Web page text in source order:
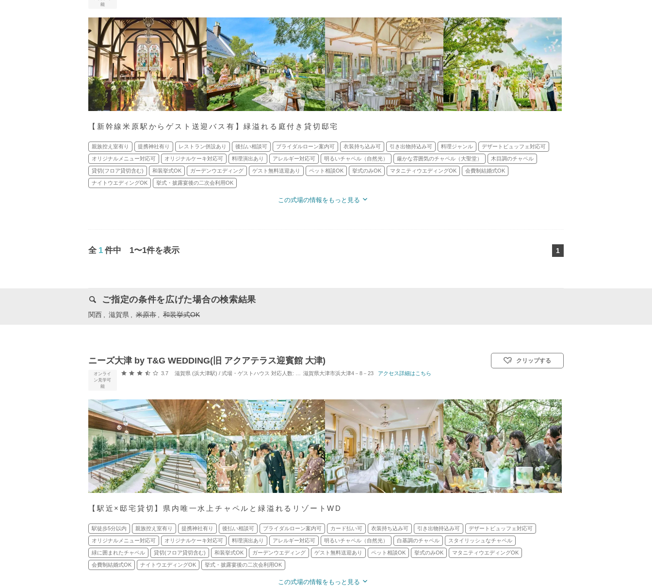
能
【新幹線米原駅からゲスト送迎バス有】緑溢れる庭付き貸切邸宅
親族控え室有り 提携神社有り レストラン併設あり 後払い相談可 ブライダルローン案内可 衣装持ち込み可 引き出物持込み可 料理ジャンル デザートビュッフェ対応可
オリジナルメニュー対応可 オリジナルケーキ対応可 料理演出あり アレルギー対応可 明るいチャペル（自然光） 厳かな雰囲気のチャペル（大聖堂） 木目調のチャペル
貸切(フロア貸切含む) 和装挙式OK ガーデンウエディング ゲスト無料送迎あり ペット相談OK 挙式のみOK マタニティウエディングOK 会費制結婚式OK
ナイトウエディングOK 挙式・披露宴後の二次会利用OK
この式場の情報をもっと見る
全 1 件中 1〜1件を表示
1
ご指定の条件を広げた場合の検索結果
関西 滋賀県 米原市 和装挙式OK
ニーズ大津 by T&G WEDDING(旧 アクアテラス迎賓館 大津)
オンライ
ン見学可
能
口コミ評価
3.7 滋賀県 (浜大津駅) / 式場・ゲストハウス 対応人数: 着席：10名 ～ 120名 挙式スタイル: 教会式(キリスト教式)／人前式／仏前式
滋賀県大津市浜大津4－8－23 アクセス詳細はこちら
クリップする
【駅近×邸宅貸切】県内唯一水上チャペルと緑溢れるリゾートWD
駅徒歩5分以内 親族控え室有り 提携神社有り 後払い相談可 ブライダルローン案内可 カード払い可 衣装持ち込み可 引き出物持込み可 デザートビュッフェ対応可
オリジナルメニュー対応可 オリジナルケーキ対応可 料理演出あり アレルギー対応可 明るいチャペル（自然光） 白基調のチャペル スタイリッシュなチャペル
緑に囲まれたチャペル 貸切(フロア貸切含む) 和装挙式OK ガーデンウエディング ゲスト無料送迎あり ペット相談OK 挙式のみOK マタニティウエディングOK
会費制結婚式OK ナイトウエディングOK 挙式・披露宴後の二次会利用OK
この式場の情報をもっと見る